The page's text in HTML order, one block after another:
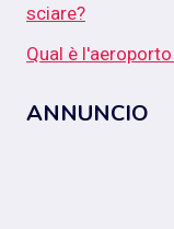
sciare?
Qual è
ANNUNCIO